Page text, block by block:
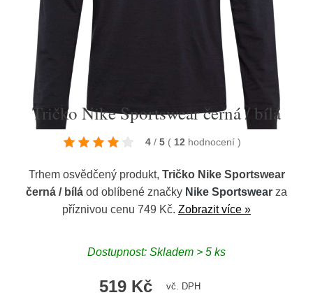
Tričko Nike Sportswear černá / bílá
4 / 5 ( 12 hodnocení )
Trhem osvědčený produkt, Tričko Nike Sportswear
černá / bílá od oblíbené značky Nike Sportswear za
příznivou cenu 749 Kč. Zobrazit více »
Dostupnost: Skladem > 5 ks
519 Kč vč. DPH